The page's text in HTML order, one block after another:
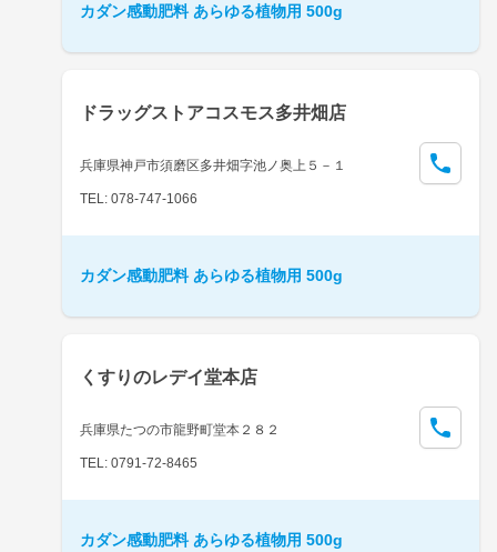
カダン感動肥料 あらゆる植物用 500g
ドラッグストアコスモス多井畑店
兵庫県神戸市須磨区多井畑字池ノ奥上５－１
TEL: 078-747-1066
カダン感動肥料 あらゆる植物用 500g
くすりのレデイ堂本店
兵庫県たつの市龍野町堂本２８２
TEL: 0791-72-8465
カダン感動肥料 あらゆる植物用 500g